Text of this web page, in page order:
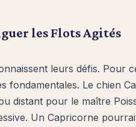
les Flots Agités
leurs défis. Pour
fondamentales. Le chien
distant pour le maître
Un Capricorne